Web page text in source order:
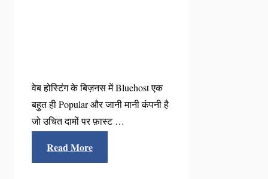
वेब होस्टिंग के बिज़नस में Bluehost एक
बहुत ही Popular और जानी मानी कंपनी है
जो उचित दामों पर फ़ास्ट …
Read More